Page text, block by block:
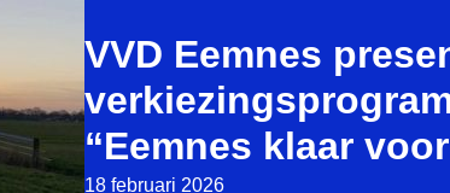
VVD Eemnes
“Eemnes klaar
18 februari 2026